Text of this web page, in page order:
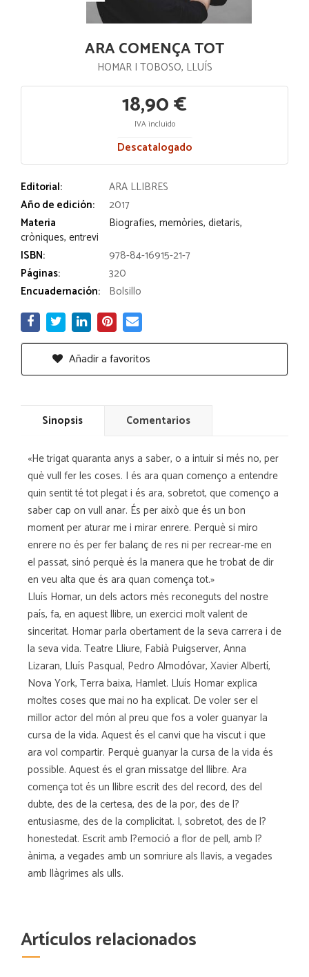
ARA COMENÇA TOT
HOMAR I TOBOSO, LLUÍS
18,90 €
IVA incluido
Descatalogado
Editorial:
ARA LLIBRES
Año de edición:
2017
Materia
Biografies, memòries, dietaris,
cròniques, entrevi
ISBN:
978-84-16915-21-7
Páginas:
320
Encuadernación: Bolsillo
Añadir a favoritos
Sinopsis Comentarios
«He trigat quaranta anys a saber, o a intuir si més no, per
què vull fer les coses. I és ara quan començo a entendre
quin sentit té tot plegat i és ara, sobretot, que començo a
saber cap on vull anar. És per això que és un bon
moment per aturar me i mirar enrere. Perquè si miro
enrere no és per fer balanç de res ni per recrear-me en
el passat, sinó perquè és la manera que he trobat de dir
en veu alta que és ara quan comença tot.»
Lluís Homar, un dels actors més reconeguts del nostre
país, fa, en aquest llibre, un exercici molt valent de
sinceritat. Homar parla obertament de la seva carrera i de
la seva vida. Teatre Lliure, Fabià Puigserver, Anna
Lizaran, Lluís Pasqual, Pedro Almodóvar, Xavier Albertí,
Nova York, Terra baixa, Hamlet. Lluís Homar explica
moltes coses que mai no ha explicat. De voler ser el
millor actor del món al preu que fos a voler guanyar la
cursa de la vida. Aquest és el canvi que ha viscut i que
ara vol compartir. Perquè guanyar la cursa de la vida és
possible. Aquest és el gran missatge del llibre. Ara
comença tot és un llibre escrit des del record, des del
dubte, des de la certesa, des de la por, des de l?
entusiasme, des de la complicitat. I, sobretot, des de l?
honestedat. Escrit amb l?emoció a flor de pell, amb l?
ànima, a vegades amb un somriure als llavis, a vegades
amb llàgrimes als ulls.
Artículos relacionados